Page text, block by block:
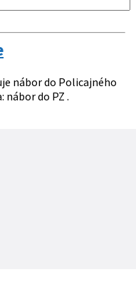
nábor do Policajného
do PZ .